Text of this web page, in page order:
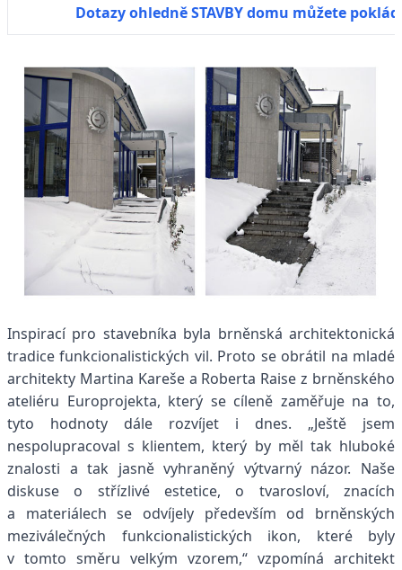
Dotazy ohledně STAVBY domu můžete
Inspirací pro stavebníka byla brněnská architektonická
tradice funkcionalistických vil. Proto se obrátil na mladé
architekty Martina Kareše a Roberta Raise z brněnského
ateliéru Europrojekta, který se cíleně zaměřuje na to,
tyto hodnoty dále rozvíjet i dnes. „Ještě jsem
nespolupracoval s klientem, který by měl tak hluboké
znalosti a tak jasně vyhraněný výtvarný názor. Naše
diskuse o střízlivé estetice, o tvarosloví, znacích
a materiálech se odvíjely především od brněnských
meziválečných funkcionalistických ikon, které byly
v tomto směru velkým vzorem,“ vzpomíná architekt